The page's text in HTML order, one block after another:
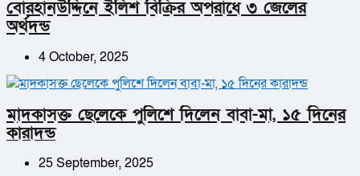
বোরহানউদ্দিনে ইলিশ বিক্রির অপরাধে ৩ জেলের
অর্থদন্ড
4 October, 2025
মাদকাসক্ত ছেলেকে পুলিশে দিলেন বাবা-মা, ১৫ দিনের
কারাদন্ড
25 September, 2025